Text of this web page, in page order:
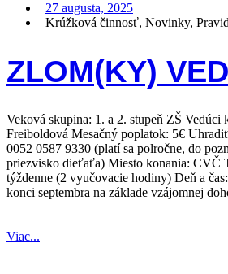
27 augusta, 2025
Krúžková činnosť, Novinky,
ZLOM(KY)
Veková skupina: 1. a 2. stupeň ZŠ Vedúci
Freiboldová Mesačný poplatok: 5€
0052 0587 9330 (platí sa polročne, do
priezvisko dieťaťa) Miesto konania: CVČ
týždenne (2 vyučovacie hodiny) Deň a
konci septembra na základe vzájomnej
Viac...